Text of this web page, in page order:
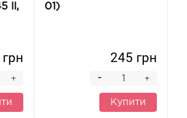
II,
+
01)
245 грн
+
-
Купити